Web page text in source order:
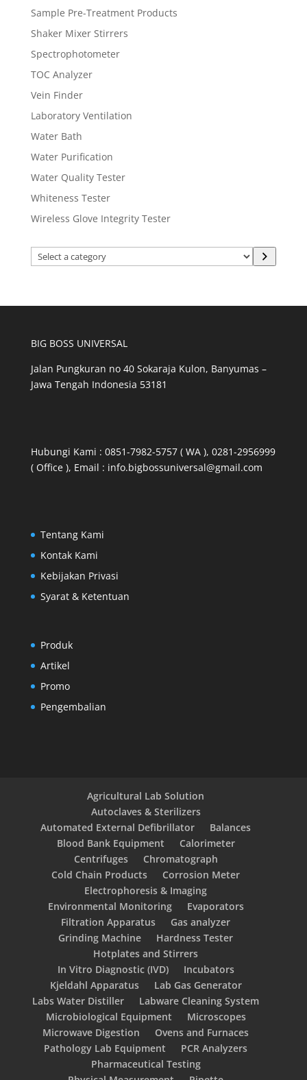
Sample Pre-Treatment Products
Shaker Mixer Stirrers
Spectrophotometer
TOC Analyzer
Vein Finder
Laboratory Ventilation
Water Bath
Water Purification
Water Quality Tester
Whiteness Tester
Wireless Glove Integrity Tester
Select
a
BIG BOSS UNIVERSAL
Jalan Pungkuran no 40 Sokaraja Kulon, Banyumas –
Jawa Tengah Indonesia 53181
Hubungi Kami : 0851-7982-5757 ( WA ), 0281-2956999
( Office ), Email : info.bigbossuniversal@gmail.com
Tentang Kami
Kontak Kami
Kebijakan Privasi
Syarat & Ketentuan
Produk
Artikel
Promo
Pengembalian
Agricultural Lab Solution
Autoclaves & Sterilizers
Automated External Defibrillator
Balances
Blood Bank Equipment
Calorimeter
Centrifuges
Chromatograph
Cold Chain Products
Corrosion Meter
Electrophoresis & Imaging
Environmental Monitoring
Evaporators
Filtration Apparatus
Gas analyzer
Grinding Machine
Hardness Tester
Hotplates and Stirrers
In Vitro Diagnostic (IVD)
Incubators
Kjeldahl Apparatus
Lab Gas Generator
Labs Water Distiller
Labware Cleaning System
Microbiological Equipment
Microscopes
Microwave Digestion
Ovens and Furnaces
Pathology Lab Equipment
PCR Analyzers
Pharmaceutical Testing